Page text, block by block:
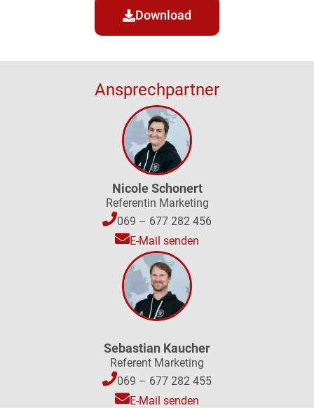
Download
Ansprechpartner
Nicole Schonert
Referentin Marketing
069 – 677 282 456
E-Mail senden
Sebastian Kaucher
Referent Marketing
069 – 677 282 455
E-Mail senden